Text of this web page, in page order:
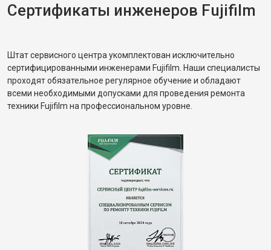
Сертификаты инженеров Fujifilm
Штат сервисного центра укомплектован исключительно
сертифицированными инженерами Fujifilm. Наши специалисты
проходят обязательное регулярное обучение и обладают
всеми необходимыми допусками для проведения ремонта
техники Fujifilm на профессиональном уровне.